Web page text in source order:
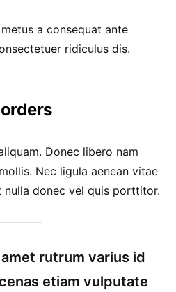
a consequat ante
ridiculus dis.
Donec libero nam
Nec ligula aenean vitae
nulla donec vel quis porttitor.
rutrum varius id
etiam vulputate